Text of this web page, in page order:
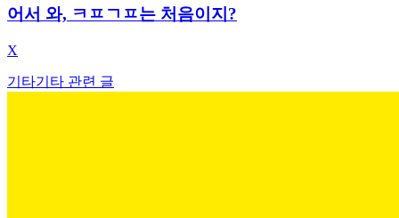
어서 와, ㅋㅍㄱㅍ는 처음이지?
X
기타기타 관련 글